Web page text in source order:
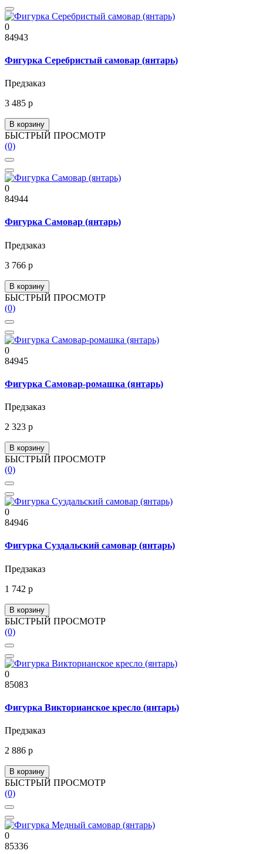
0
84943
Фигурка Серебристый самовар (янтарь)
Предзаказ
3 485 р
В корзину
БЫСТРЫЙ ПРОСМОТР
(0)
0
84944
Фигурка Самовар (янтарь)
Предзаказ
3 766 р
В корзину
БЫСТРЫЙ ПРОСМОТР
(0)
0
84945
Фигурка Самовар-ромашка (янтарь)
Предзаказ
2 323 р
В корзину
БЫСТРЫЙ ПРОСМОТР
(0)
0
84946
Фигурка Суздальский самовар (янтарь)
Предзаказ
1 742 р
В корзину
БЫСТРЫЙ ПРОСМОТР
(0)
0
85083
Фигурка Викторианское кресло (янтарь)
Предзаказ
2 886 р
В корзину
БЫСТРЫЙ ПРОСМОТР
(0)
0
85336